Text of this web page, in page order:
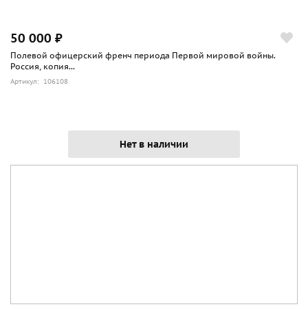
50 000 ₽
Полевой офицерский френч периода Первой мировой войны.
Россия, копия...
Артикул: 106108
Нет в наличии